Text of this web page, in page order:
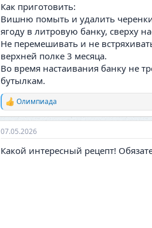
Как приготовить:
Вишню помыть и удалить
ягоду в литровую банку, сверху
Не перемешивать и не
верхней полке 3 месяца.
Во время настаивания банку не
бутылкам.
Р
е
а
к
и
Олимпиада
07.05.2026
Какой интересный рецепт!